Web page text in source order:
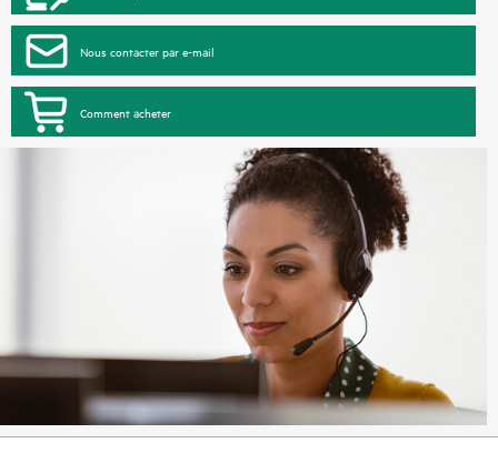
Nous contacter par e-mail
Comment acheter